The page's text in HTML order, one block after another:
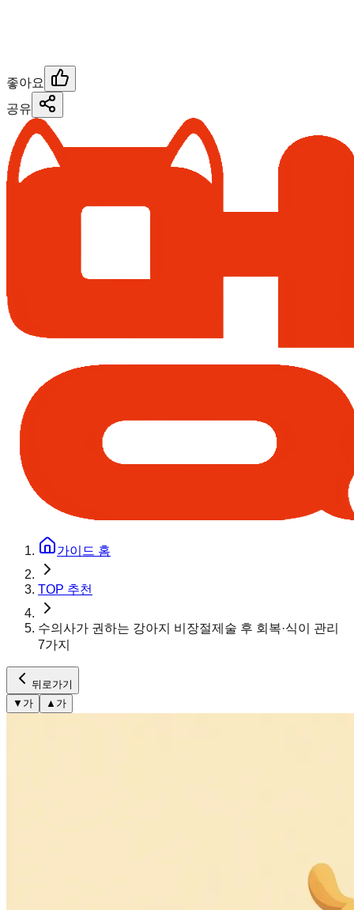
좋아요
공유
가이드 홈
TOP 추천
수의사가 권하는 강아지 비장절제술 후 회복·식이 관리
7가지
뒤로가기
▼ 가 ▲ 가